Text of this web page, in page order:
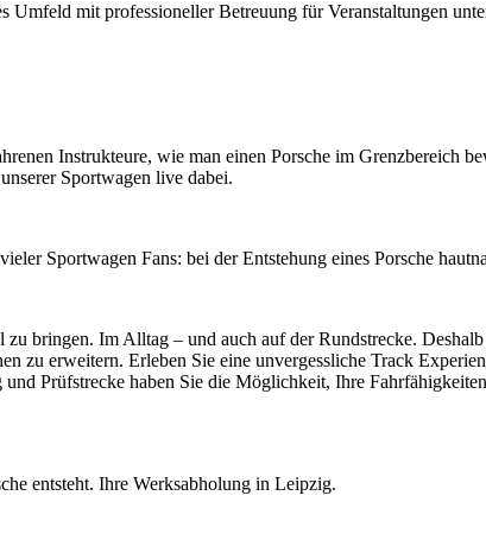
Umfeld mit professioneller Betreuung für Veranstaltungen
Instrukteure, wie man einen Porsche im Grenzbereich
Sportwagen live dabei.
Sportwagen Fans: bei der Entstehung eines Porsche
bringen. Im Alltag – und auch auf der Rundstrecke.
zu erweitern. Erleben Sie eine unvergessliche Track
Prüfstrecke haben Sie die Möglichkeit, Ihre
entsteht. Ihre Werksabholung in Leipzig.